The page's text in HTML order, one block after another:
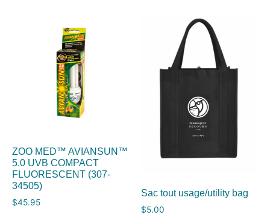
ZOO MED™ AVIANSUN™
5.0 UVB COMPACT
FLUORESCENT (307-
34505)
$45.95
Sac tout usage/utility bag
$5.00